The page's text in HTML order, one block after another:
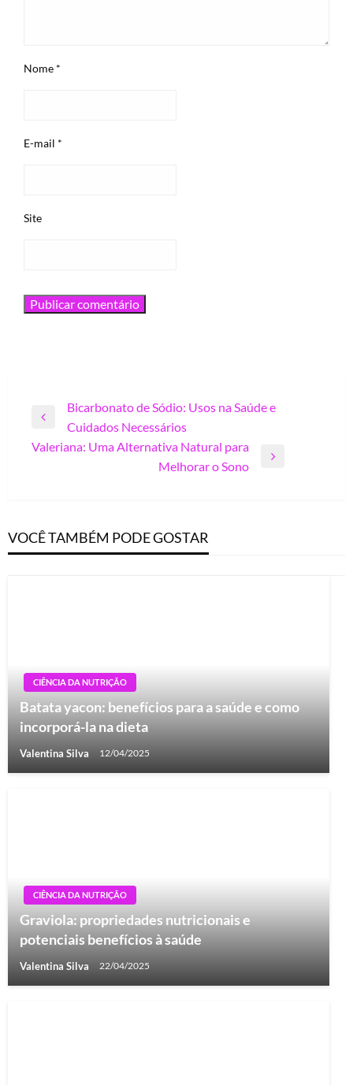
Nome *
E-mail *
Site
Navegação
Post
Previous
Post
Bicarbonato de Sódio: Usos na Saúde e
Cuidados Necessários
Valeriana: Uma Alternativa Natural para
Melhorar o Sono
VOCÊ TAMBÉM PODE GOSTAR
CIÊNCIA DA NUTRIÇÃO
Batata yacon: benefícios para a saúde e como
incorporá-la na dieta
Valentina Silva 12/04/2025
CIÊNCIA DA NUTRIÇÃO
Graviola: propriedades nutricionais e
potenciais benefícios à saúde
Valentina Silva 22/04/2025